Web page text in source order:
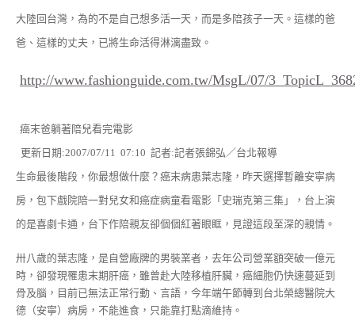
大陸回台灣，為的不是自己想多活一天，而是多陪孩子一天。這樣的爸
爸、這樣的丈夫，已將生命活得淋漓盡致。
http://www.fashionguide.com.tw/MsgL/07/
癌末爸躺著陪兒看完電影
更新日期:2007/07/11 07:10 記者:記者張錦弘／台北報導
生命最後階段，你最想做什麼？癌末病患葉志隆，昨天選擇暫離安寧病
房，包下戲院陪一對兒女和癌症病童看電影「史瑞克第三集」，台上演
的是喜劇卡通，台下作陪親友卻個個紅著眼眶，見證這段至深的親情。
卅八歲的葉志隆，是自營廠牌的男裝業者，去年公司營業額突破一億元
時，卻發現罹患末期肝癌，雖曾赴大陸移植肝臟，癌細胞仍快速蔓延到
骨及腦，目前已無法正常行動、言語，今年端午節轉到台北榮總醫院大
德（安寧）病房，不能進食，只能靠打點滴維持。